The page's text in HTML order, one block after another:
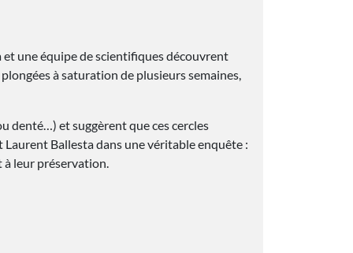
une équipe de scientifiques découvrent
à saturation de plusieurs semaines,
denté…) et suggèrent que ces cercles
Ballesta dans une véritable enquête :
à leur préservation.